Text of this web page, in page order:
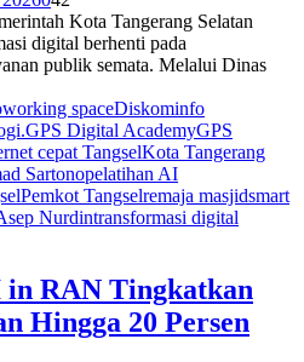
Kota Tangerang Selatan
digital berhenti pada
publik semata. Melalui Dinas
spaceDiskominfo
GPS Digital AcademyGPS
cepat TangselKota Tangerang
Sartonopelatihan AI
Pemkot Tangselremaja masjidsmart
Nurdintransformasi digital
RAN Tingkatkan
Hingga 20 Persen